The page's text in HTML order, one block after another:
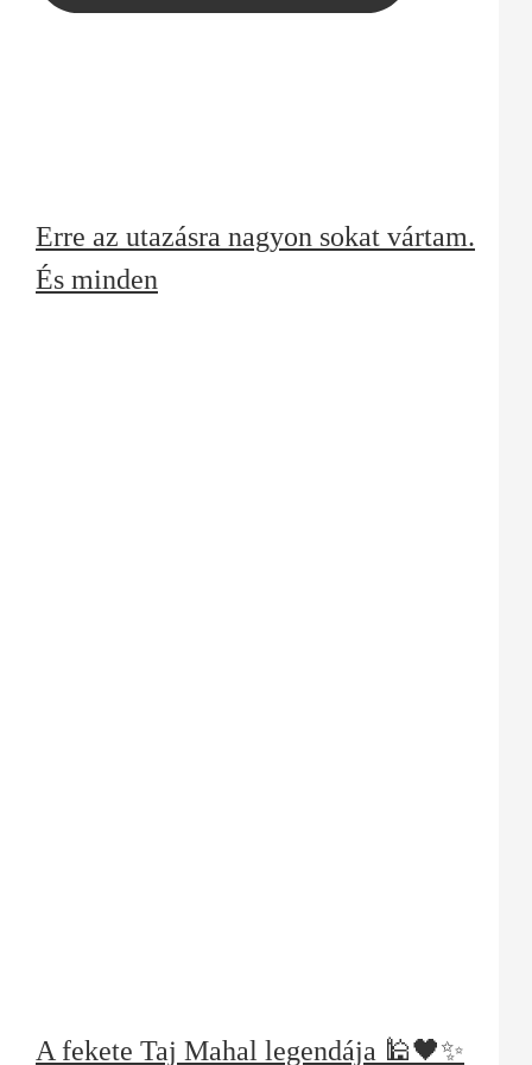
Erre az utazásra nagyon sokat vártam.
És minden
A fekete Taj Mahal legendája 🕌🖤✨